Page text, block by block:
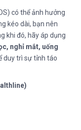
có thể ảnh hưởng
kéo dài, bạn nên
khi đó, hãy áp dụng
nghỉ mắt, uống
duy trì sự tỉnh táo